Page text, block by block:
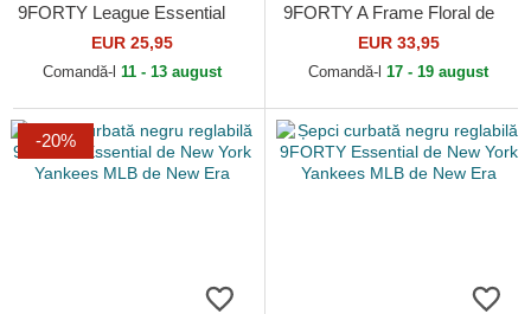
9FORTY League Essential
de New York Yankees MLB
de New Era
EUR 25,95
Comandă-l 11 - 13 august
9FORTY A Frame Floral de
New York Yankees MLB de
New Era
EUR 33,95
Comandă-l 17 - 19 august
-20%